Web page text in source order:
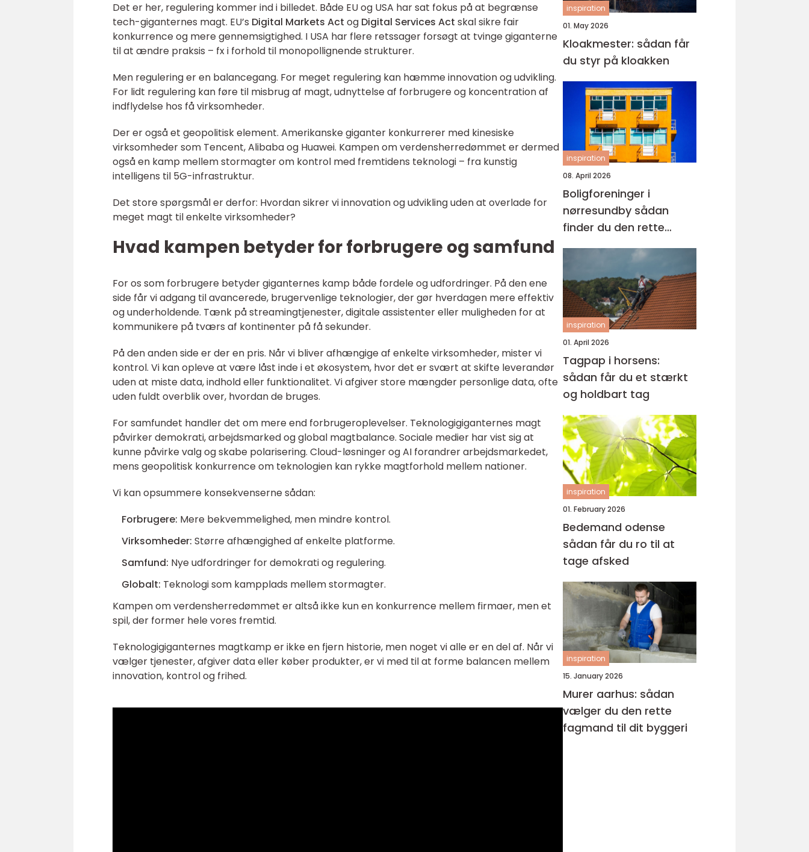
Det er her, regulering kommer ind i billedet. Både EU og USA har sat fokus på at begrænse
tech-giganternes magt. EU’s Digital Markets Act og Digital Services Act skal sikre fair
konkurrence og mere gennemsigtighed. I USA har flere retssager forsøgt at tvinge giganterne
til at ændre praksis – fx i forhold til monopollignende strukturer.
Men regulering er en balancegang. For meget regulering kan hæmme innovation og udvikling.
For lidt regulering kan føre til misbrug af magt, udnyttelse af forbrugere og koncentration af
indflydelse hos få virksomheder.
Der er også et geopolitisk element. Amerikanske giganter konkurrerer med kinesiske
virksomheder som Tencent, Alibaba og Huawei. Kampen om verdensherredømmet er dermed
også en kamp mellem stormagter om kontrol med fremtidens teknologi – fra kunstig
intelligens til 5G-infrastruktur.
Det store spørgsmål er derfor: Hvordan sikrer vi innovation og udvikling uden at overlade for
meget magt til enkelte virksomheder?
Hvad kampen betyder for forbrugere og samfund
For os som forbrugere betyder giganternes kamp både fordele og udfordringer. På den ene
side får vi adgang til avancerede, brugervenlige teknologier, der gør hverdagen mere effektiv
og underholdende. Tænk på streamingtjenester, digitale assistenter eller muligheden for at
kommunikere på tværs af kontinenter på få sekunder.
På den anden side er der en pris. Når vi bliver afhængige af enkelte virksomheder, mister vi
kontrol. Vi kan opleve at være låst inde i et økosystem, hvor det er svært at skifte leverandør
uden at miste data, indhold eller funktionalitet. Vi afgiver store mængder personlige data, ofte
uden fuldt overblik over, hvordan de bruges.
For samfundet handler det om mere end forbrugeroplevelser. Teknologigiganternes magt
påvirker demokrati, arbejdsmarked og global magtbalance. Sociale medier har vist sig at
kunne påvirke valg og skabe polarisering. Cloud-løsninger og AI forandrer arbejdsmarkedet,
mens geopolitisk konkurrence om teknologien kan rykke magtforhold mellem nationer.
Vi kan opsummere konsekvenserne sådan:
Forbrugere: Mere bekvemmelighed, men mindre kontrol.
Virksomheder: Større afhængighed af enkelte platforme.
Samfund: Nye udfordringer for demokrati og regulering.
Globalt: Teknologi som kampplads mellem stormagter.
Kampen om verdensherredømmet er altså ikke kun en konkurrence mellem firmaer, men et
spil, der former hele vores fremtid.
Teknologigiganternes magtkamp er ikke en fjern historie, men noget vi alle er en del af. Når vi
vælger tjenester, afgiver data eller køber produkter, er vi med til at forme balancen mellem
innovation, kontrol og frihed.
inspiration
01. May 2026
Kloakmester: sådan får
du styr på kloakken
inspiration
08. April 2026
Boligforeninger i
nørresundby sådan
finder du den rette
lejebolig
inspiration
01. April 2026
Tagpap i horsens:
sådan får du et stærkt
og holdbart tag
inspiration
01. February 2026
Bedemand odense
sådan får du ro til at
tage afsked
inspiration
15. January 2026
Murer aarhus: sådan
vælger du den rette
fagmand til dit byggeri